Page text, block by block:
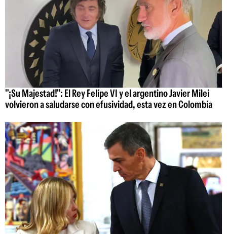
"¡Su Majestad!": El Rey Felipe VI y el argentino Javier Milei
volvieron a saludarse con efusividad, esta vez en Colombia